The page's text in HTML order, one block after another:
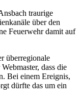
traurige
über den
Feuerwehr damit auf
überregionale
dass die
Bei einem Ereignis,
dürfte das um ein